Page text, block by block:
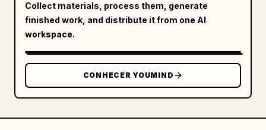
Collect materials, process them, generate
finished work, and distribute it from one AI
workspace.
CONHECER YOUMIND